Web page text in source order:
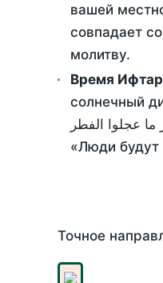
вашей
совпадает
молитву.
Время
солнечный
ما عجلوا الفطر
«Люди будут
Точное